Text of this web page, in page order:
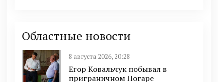
Областные новости
8 августа 2026, 20:28
Егор Ковальчук побывал в
приграничном Погаре